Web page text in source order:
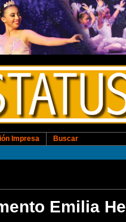
Impresa Buscar
Emilia